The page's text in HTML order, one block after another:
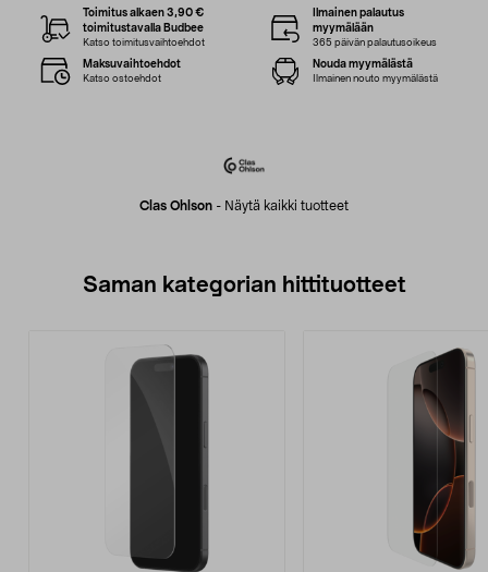
Clas Ohlson - Näytä kaikki tuotteet
Toimitus alkaen 3,90 €
toimitustavalla Budbee
Katso toimitusvaihtoehdot
Ilmainen palautus
myymälään
365 päivän palautusoikeus
Maksuvaihtoehdot
Katso ostoehdot
Nouda myymälästä
Ilmainen nouto myymälästä
Saman kategorian hittituotteet